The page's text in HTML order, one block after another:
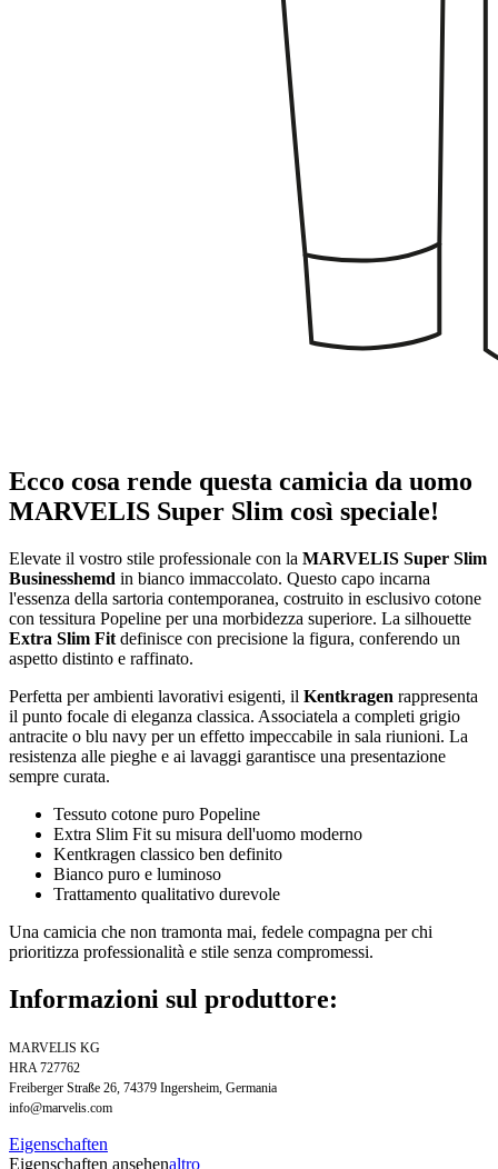
Ecco cosa rende questa camicia da uomo
MARVELIS Super Slim così speciale!
Elevate il vostro stile professionale con la MARVELIS Super Slim
Businesshemd in bianco immaccolato. Questo capo incarna
l'essenza della sartoria contemporanea, costruito in esclusivo cotone
con tessitura Popeline per una morbidezza superiore. La silhouette
Extra Slim Fit definisce con precisione la figura, conferendo un
aspetto distinto e raffinato.
Perfetta per ambienti lavorativi esigenti, il Kentkragen rappresenta
il punto focale di eleganza classica. Associatela a completi grigio
antracite o blu navy per un effetto impeccabile in sala riunioni. La
resistenza alle pieghe e ai lavaggi garantisce una presentazione
sempre curata.
Tessuto cotone puro Popeline
Extra Slim Fit su misura dell'uomo moderno
Kentkragen classico ben definito
Bianco puro e luminoso
Trattamento qualitativo durevole
Una camicia che non tramonta mai, fedele compagna per chi
prioritizza professionalità e stile senza compromessi.
Informazioni sul produttore:
MARVELIS KG
HRA 727762
Freiberger Straße 26, 74379 Ingersheim, Germania
info@marvelis.com
Eigenschaften
Eigenschaften ansehenaltro